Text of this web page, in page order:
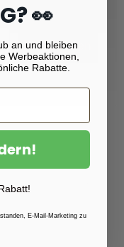
Registrieren
👀
an und bleiben
Werbeaktionen,
Rabatte.
E-Mail-Marketing zu